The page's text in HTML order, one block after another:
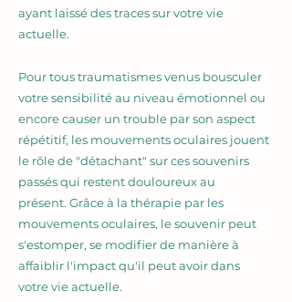
ayant laissé des traces sur votre vie
actuelle.
Pour tous traumatismes venus bousculer
votre sensibilité au niveau émotionnel ou
encore causer un trouble par son aspect
répétitif, les mouvements oculaires jouent
le rôle de "détachant" sur ces souvenirs
passés qui restent douloureux au
présent. Grâce à la thérapie par les
mouvements oculaires, le souvenir peut
s'estomper, se modifier de manière à
affaiblir l'impact qu'il peut avoir dans
votre vie actuelle.